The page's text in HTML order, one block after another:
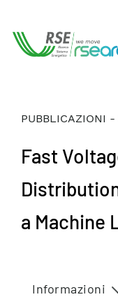
PUBBLICAZIONI -
Fast
a Machine
Informazioni